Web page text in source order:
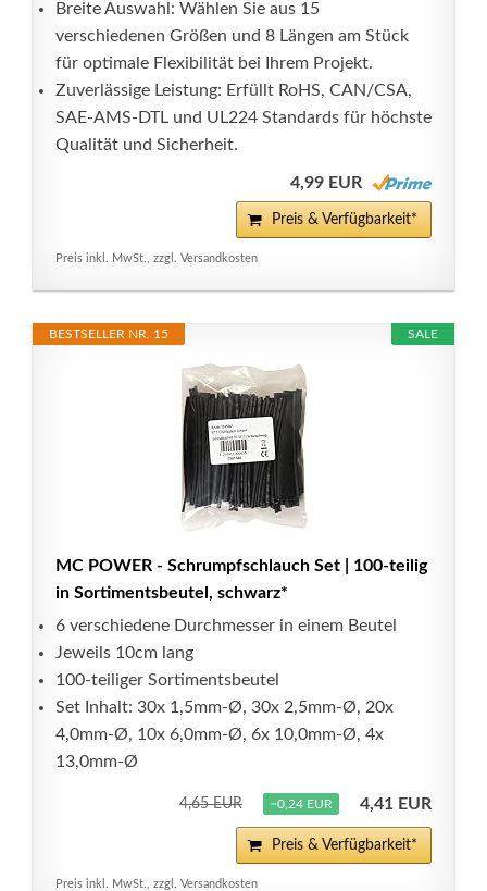
Breite Auswahl: Wählen Sie aus 15
verschiedenen Größen und 8 Längen am Stück
für optimale Flexibilität bei Ihrem Projekt.
Zuverlässige Leistung: Erfüllt RoHS, CAN/CSA,
SAE-AMS-DTL und UL224 Standards für höchste
Qualität und Sicherheit.
4,99 EUR
Preis & Verfügbarkeit*
Preis inkl. MwSt., zzgl. Versandkosten
SALE
BESTSELLER NR. 15
MC POWER - Schrumpfschlauch Set | 100-teilig
in Sortimentsbeutel, schwarz*
6 verschiedene Durchmesser in einem Beutel
Jeweils 10cm lang
100-teiliger Sortimentsbeutel
Set Inhalt: 30x 1,5mm-Ø, 30x 2,5mm-Ø, 20x
4,0mm-Ø, 10x 6,0mm-Ø, 6x 10,0mm-Ø, 4x
13,0mm-Ø
4,65 EUR −0,24 EUR 4,41 EUR
Preis & Verfügbarkeit*
Preis inkl. MwSt., zzgl. Versandkosten